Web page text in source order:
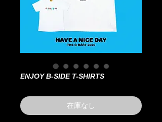
ENJOY B-SIDE T-SHIRTS
在庫なし